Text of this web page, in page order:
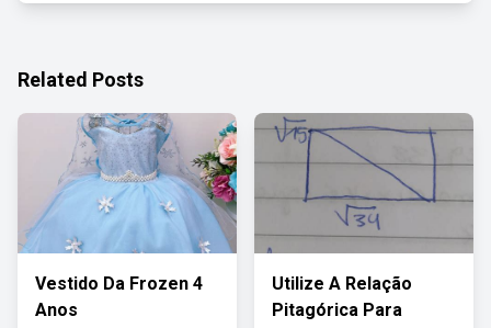
Related Posts
Vestido Da Frozen 4
Anos
Utilize A Relação
Pitagórica Para